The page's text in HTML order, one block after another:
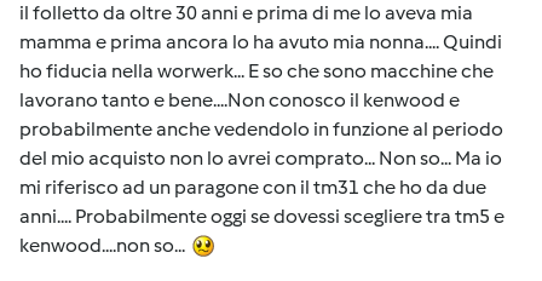
il folletto da oltre 30 anni e prima di me lo aveva mia
mamma e prima ancora lo ha avuto mia nonna.... Quindi
ho fiducia nella worwerk... E so che sono macchine che
lavorano tanto e bene....Non conosco il kenwood e
probabilmente anche vedendolo in funzione al periodo
del mio acquisto non lo avrei comprato... Non so... Ma io
mi riferisco ad un paragone con il tm31 che ho da due
anni.... Probabilmente oggi se dovessi scegliere tra tm5 e
kenwood....non so...